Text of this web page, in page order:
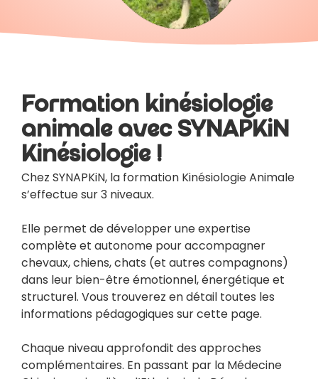
Formation kinésiologie
animale avec SYNAPKiN
Kinésiologie !
Chez SYNAPKiN, la formation Kinésiologie Animale
s’effectue sur 3 niveaux.
Elle permet de développer une expertise
complète et autonome pour accompagner
chevaux, chiens, chats (et autres compagnons)
dans leur bien-être émotionnel, énergétique et
structurel. Vous trouverez en détail toutes les
informations pédagogiques sur cette page.
Chaque niveau approfondit des approches
complémentaires. En passant par la Médecine